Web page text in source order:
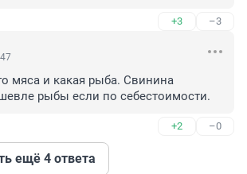
+3 –3
мяса и какая рыба. Свинина
рыбы если по себестоимости.
+2 –0
ещё 4 ответа